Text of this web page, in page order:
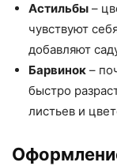
Астильбы –
чувствуют
добавляют
Барвинок –
быстро
листьев и